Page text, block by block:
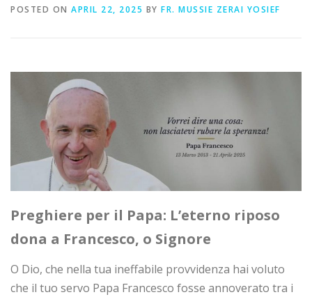
POSTED ON APRIL 22, 2025 BY FR. MUSSIE ZERAI YOSIEF
Preghiere per il Papa: L’eterno riposo
dona a Francesco, o Signore
O Dio, che nella tua ineffabile provvidenza hai voluto
che il tuo servo Papa Francesco fosse annoverato tra i